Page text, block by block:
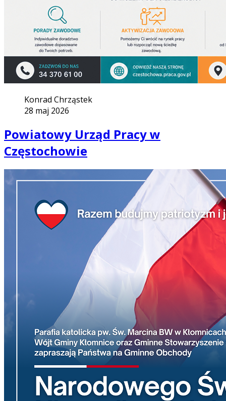
Konrad Chrząstek
28 maj 2026
Powiatowy Urząd Pracy w
Częstochowie